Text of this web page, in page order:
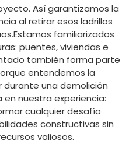
Así garantizamos la
al retirar esos ladrillos
familiarizados
puentes, viviendas e
también forma parte
entendemos la
una demolición
nuestra experiencia:
cualquier desafío
constructivas sin
valiosos.